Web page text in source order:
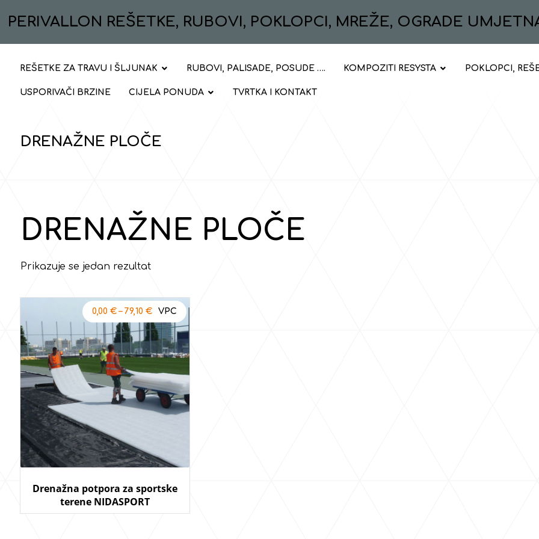
PERIVALLON REŠETKE, RUBOVI, POKLOPCI, MREŽE, OGRADE
REŠETKE ZA TRAVU I ŠLJUNAK RUBOVI, PALISADE, POSUDE …. KOMPOZITI RESYSTA POKLOPCI,
USPORIVAČI BRZINE CIJELA PONUDA TVRTKA I KONTAKT
DRENAŽNE PLOČE
DRENAŽNE PLOČE
Prikazuje se jedan rezultat
Drenažna potpora za sportske
terene NIDASPORT
0,00€ –79,10€